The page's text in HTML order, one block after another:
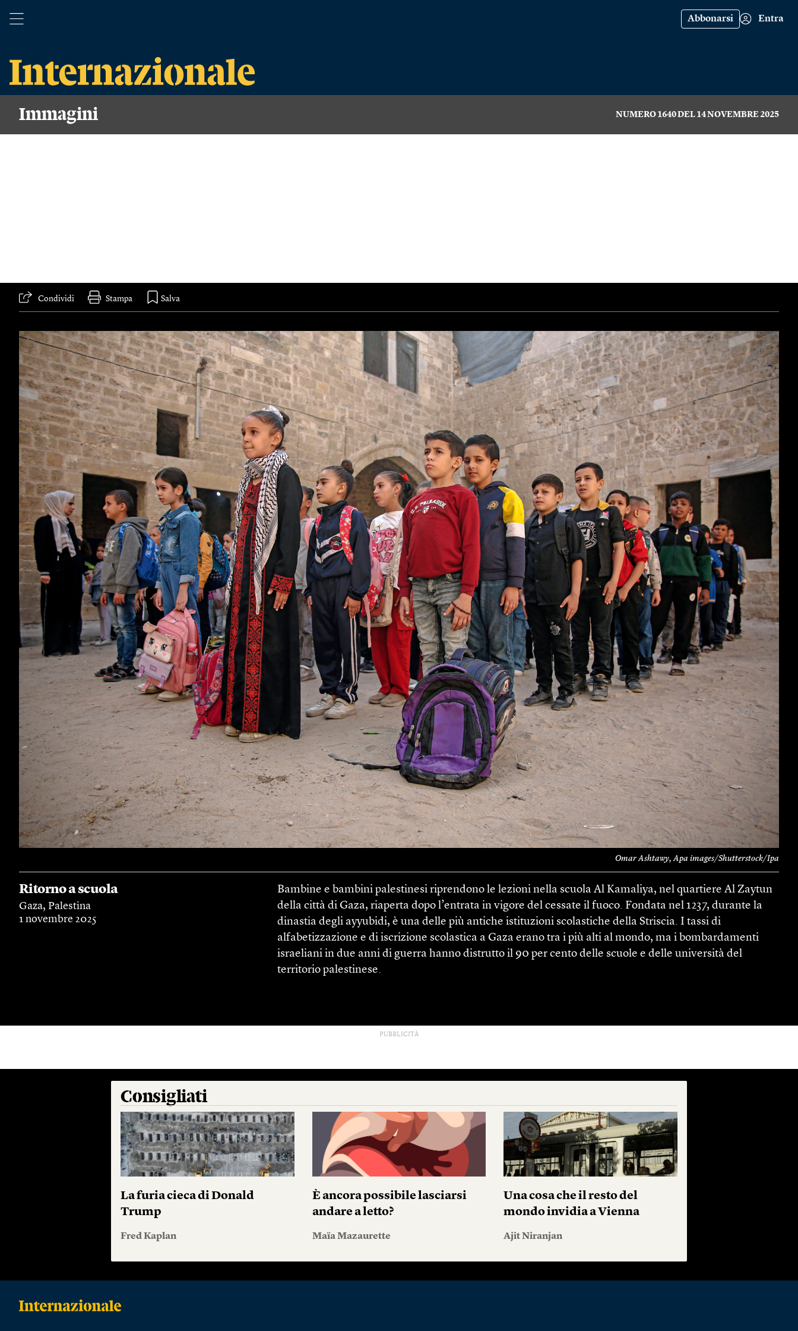
Abbonarsi Entra
Immagini NUMERO 1640 DEL 14 NOVEMBRE 2025
Condividi Stampa
Omar Ashtawy, Apa images/Shutterstock/Ipa
Ritorno a scuola
Gaza, Palestina
1 novembre 2025
Bambine e bambini palestinesi riprendono le lezioni nella scuola Al Kamaliya, nel quartiere Al Zaytun
della città di Gaza, riaperta dopo l’entrata in vigore del cessate il fuoco. Fondata nel 1237, durante la
dinastia degli ayyubidi, è una delle più antiche istituzioni scolastiche della Striscia. I tassi di
alfabetizzazione e di iscrizione scolastica a Gaza erano tra i più alti al mondo, ma i bombardamenti
israeliani in due anni di guerra hanno distrutto il 90 per cento delle scuole e delle università del
territorio palestinese.
PUBBLICITÀ
Consigliati
La furia cieca di Donald
Trump
Fred Kaplan
È ancora possibile lasciarsi
andare a letto?
Maïa Mazaurette
Una cosa che il resto del
mondo invidia a Vienna
Ajit Niranjan